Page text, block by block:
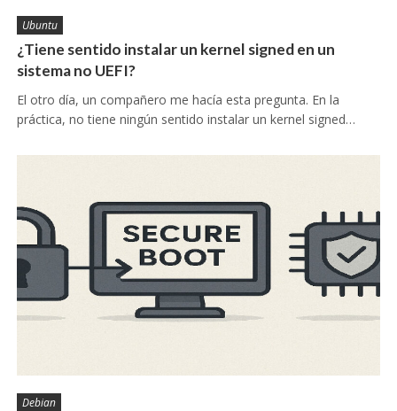
Ubuntu
¿Tiene sentido instalar un kernel signed en un
sistema no UEFI?
El otro día, un compañero me hacía esta pregunta. En la
práctica, no tiene ningún sentido instalar un kernel signed…
Debian